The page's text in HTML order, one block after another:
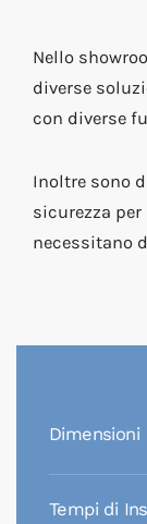
Nello
diverse
con diverse
Inoltre sono
sicurezza
necessitano
Dimensioni
Tempi di